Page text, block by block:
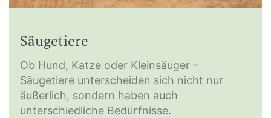
Säugetiere
Ob Hund, Katze oder Kleinsäuger –
Säugetiere unterscheiden sich nicht nur
äußerlich, sondern haben auch
unterschiedliche Bedürfnisse.